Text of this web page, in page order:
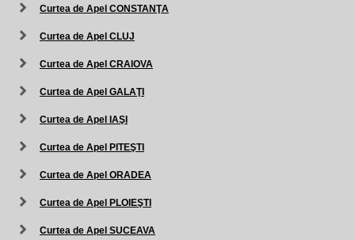
Curtea de Apel CONSTANŢA
Curtea de Apel CLUJ
Curtea de Apel CRAIOVA
Curtea de Apel GALAŢI
Curtea de Apel IAŞI
Curtea de Apel PITEŞTI
Curtea de Apel ORADEA
Curtea de Apel PLOIEŞTI
Curtea de Apel SUCEAVA